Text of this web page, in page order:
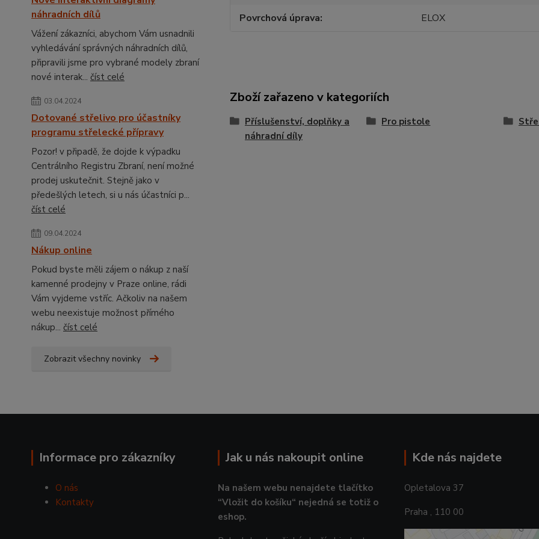
náhradních dílů
Vážení zákazníci, abychom Vám usnadnili
vyhledávání správných náhradních dílů,
připravili jsme pro vybrané modely zbraní
nové interak... číst celé
03.04.2024
Dotované střelivo pro účastníky
programu střelecké přípravy
Pozor! v připadě, že dojde k výpadku
Centrálního Registru Zbraní, není možné
prodej uskutečnit. Stejně jako v
předešlých letech, si u nás účastníci p...
číst celé
09.04.2024
Nákup online
Pokud byste měli zájem o nákup z naší
kamenné prodejny v Praze online, rádi
Vám vyjdeme vstříc. Ačkoliv na našem
webu neexistuje možnost přímého
nákup... číst celé
Zobrazit všechny novinky
Povrchová úprava ELOX
Zboží zařazeno v kategoriích
Příslušenství, doplňky a
náhradní díly
Pro pistole
Informace pro zákazníky
O nás
Kontakty
Jak u nás nakoupit online
Na našem webu nenajdete tlačítko
“Vložit do košíku“ nejedná se totiž o
eshop.
Kde nás najdete
Opletalova 37
Praha , 110 00